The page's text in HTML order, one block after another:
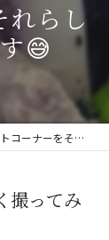
れらし
😅
それらしく撮ってみただけです😅
撮ってみ